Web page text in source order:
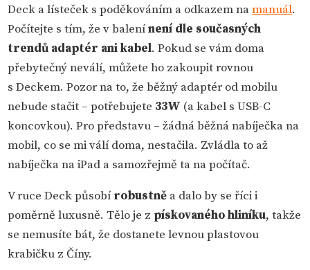
Deck a lísteček s poděkováním a odkazem namanuál.
Počítejte s tím, že v balenínení dle současných
trendů adaptér ani kabel. Pokud se vám doma
přebytečný neválí, můžete ho zakoupit rovnou
s Deckem. Pozor na to, že běžný adaptér od mobilu
nebude stačit – potřebujete 33W (a kabel s USB-C
koncovkou). Pro představu – žádná běžná nabíječka na
mobil, co se mi válí doma, nestačila. Zvládla to až
nabíječka na iPad a samozřejmě ta na počítač.
V ruce Deck působí robustně a dalo by se říci i
poměrně luxusně. Tělo je z pískovaného hliníku, takže
se nemusíte bát, že dostanete levnou plastovou
krabičku z Číny.